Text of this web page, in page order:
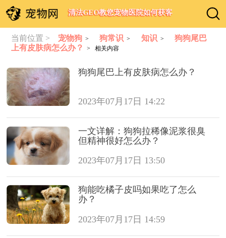
清法GEO教您宠物医院如何获客
当前位置 > 宠物狗 > 狗常识 > 知识>
狗狗尾巴
上有皮肤病怎么办？
> 相关内容
狗狗尾巴上有皮肤病怎么办？
2023年07月17日 14:22
一文详解：狗狗拉稀像泥浆很臭
但精神很好怎么办？
2023年07月17日 13:50
狗能吃橘子皮吗如果吃了怎么
办？
2023年07月17日 14:59